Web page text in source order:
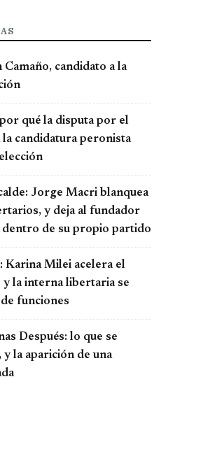
candidato a la
qué la disputa por el
candidatura peronista
Jorge Macri blanquea
y deja al fundador
de su propio partido
Karina Milei acelera el
y la interna libertaria se
funciones
Después: lo que se
la aparición de una